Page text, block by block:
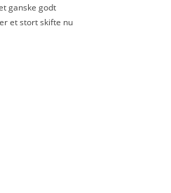
ganske godt
et stort skifte nu